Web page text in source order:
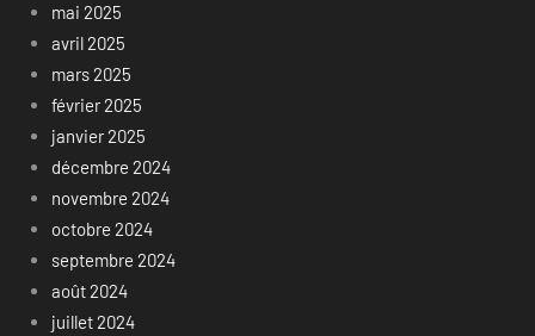
mai 2025
avril 2025
mars 2025
février 2025
janvier 2025
décembre 2024
novembre 2024
octobre 2024
septembre 2024
août 2024
juillet 2024